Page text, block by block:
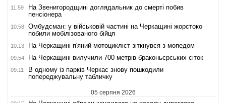
11:59
На Звенигородщині доглядальник до смерті побив
пенсіонера
10:58
Омбудсман: у військовій частині на Черкащині жорстоко
побили мобілізованого бійця
10:13 На Черкащині п'яний мотоцикліст зіткнувся з мопедом
09:54 На Черкащині вилучили 700 метрів браконьєрських сіток
09:11
В одному із парків Черкас знову пошкодили
попереджувальну табличку
05 серпня 2026